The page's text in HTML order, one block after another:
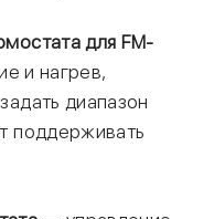
для FM-
и нагрев,
диапазон
поддерживать